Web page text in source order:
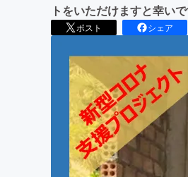
トをいただけますと幸いで
ポスト シェア